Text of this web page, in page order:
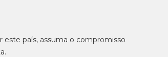
país, assuma o compromisso